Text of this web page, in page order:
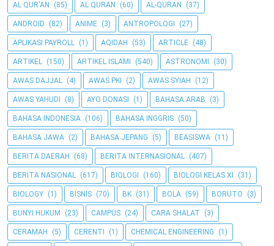
AL QUR'AN (85) AL QURAN (60) AL-QURAN (37)
ANDROID (82) ANIME (3) ANTROPOLOGI (27)
APLIKASI PAYROLL (1) AQIDAH (53) ARTICLE (48)
ARTIKEL (150) ARTIKEL ISLAMI (540) ASTRONOMI (30)
AWAS DAJJAL (4) AWAS PKI (2) AWAS SYIAH (12)
AWAS YAHUDI (8) AYO DONASI (1) BAHASA ARAB (3)
BAHASA INDONESIA (106) BAHASA INGGRIS (50)
BAHASA JAWA (2) BAHASA JEPANG (5) BEASISWA (11)
BERITA DAERAH (68) BERITA INTERNASIONAL (407)
BERITA NASIONAL (617) BIOLOGI (160) BIOLOGI KELAS XI (31)
BIOLOGY (1) BISNIS (70) BK (31) BOLA (59) BORUTO (3)
BUNYI HUKUM (23) CAMPUS (24) CARA SHALAT (3)
CERAMAH (5) CERENTI (1) CHEMICAL ENGINEERING (1)